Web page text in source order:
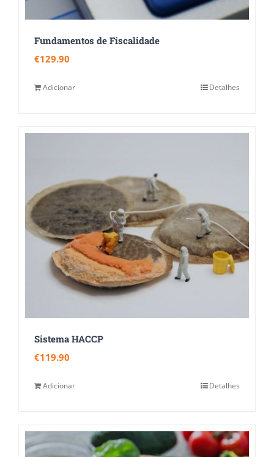
Fundamentos de Fiscalidade
€129.90
Adicionar Detalhes
Sistema HACCP
€119.90
Adicionar Detalhes